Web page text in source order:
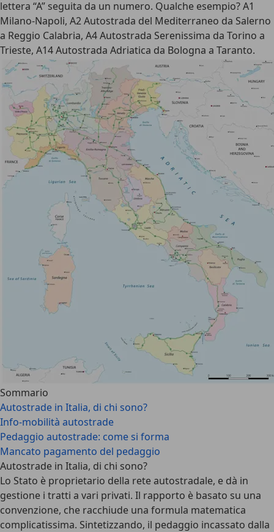
lettera “A” seguita da un numero. Qualche esempio? A1
Milano-Napoli, A2 Autostrada del Mediterraneo da Salerno
a Reggio Calabria, A4 Autostrada Serenissima da Torino a
Trieste, A14 Autostrada Adriatica da Bologna a Taranto.
Sommario
Autostrade in Italia, di chi sono?
Info-mobilità autostrade
Pedaggio autostrade: come si forma
Mancato pagamento del pedaggio
Autostrade in Italia, di chi sono?
Lo Stato è proprietario della rete autostradale, e dà in
gestione i tratti a vari privati. Il rapporto è basato su una
convenzione, che racchiude una formula matematica
complicatissima. Sintetizzando, il pedaggio incassato dalla